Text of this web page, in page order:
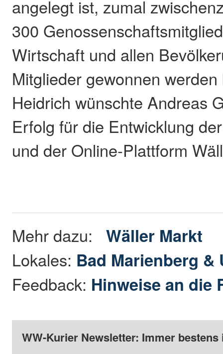
angelegt ist, zumal
300
Wirtschaft und allen
Mitglieder gewonnen
Heidrich wünschte Andreas
Erfolg für die Entwicklung
und der Online-Plattform
Mehr dazu:Wäller Markt
Lokales: Bad Marienberg &
Feedback: Hinweise an die
WW-Kurier Newsletter: Immer